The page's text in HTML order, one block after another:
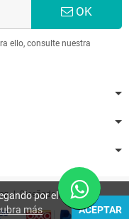
OK
ello, consulte nuestra
| Diseñado porK
por el
más
ACEPTAR